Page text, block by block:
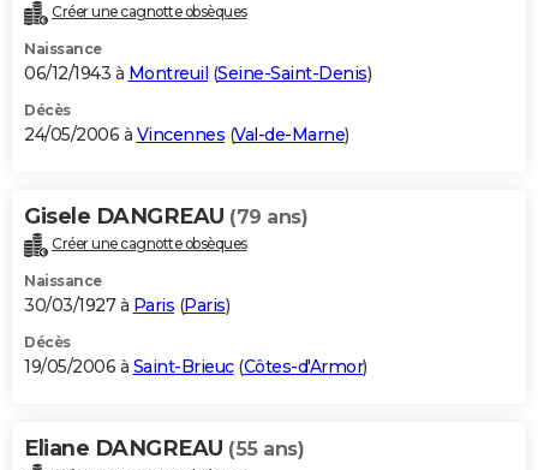
Créer une cagnotte obsèques
Naissance
06/12/1943 à Montreuil (Seine-Saint-Denis)
Décès
24/05/2006 à Vincennes (Val-de-Marne)
Gisele DANGREAU (79 ans)
Créer une cagnotte obsèques
Naissance
30/03/1927 à Paris (Paris)
Décès
19/05/2006 à Saint-Brieuc(Côtes-d'Armor)
Eliane DANGREAU (55 ans)